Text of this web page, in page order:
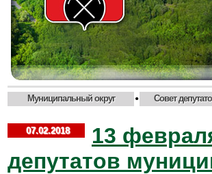
Муниципальный округ • Совет
07.02.2018
13
депутатов